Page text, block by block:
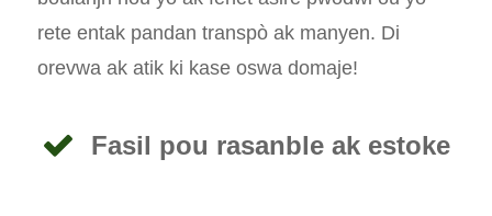
rete entak pandan transpò ak manyen. Di
orevwa ak atik ki kase oswa domaje!
Fasil pou rasanble ak estoke